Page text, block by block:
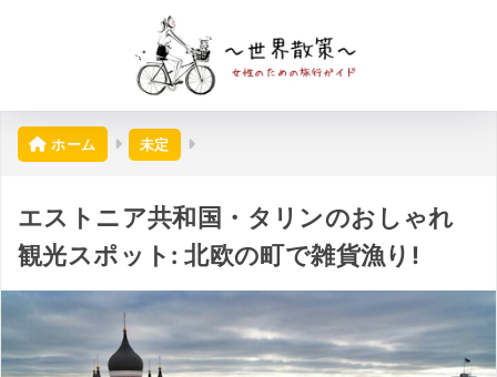
ホーム 未定
エストニア共和国・タリンのおしゃれ
観光スポット: 北欧の町で雑貨漁り!